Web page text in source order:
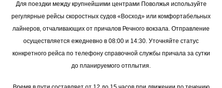
Для поездки между крупнейшими центрами Поволжья используйте
регулярные рейсы скоростных судов «Восход» или комфортабельных
лайнеров, отчаливающих от причалов Речного вокзала. Отправление
осуществляется ежедневно в 08:00 и 14:30. Уточняйте статус
конкретного рейса по телефону справочной службы причала за сутки
до планируемого отплытия.